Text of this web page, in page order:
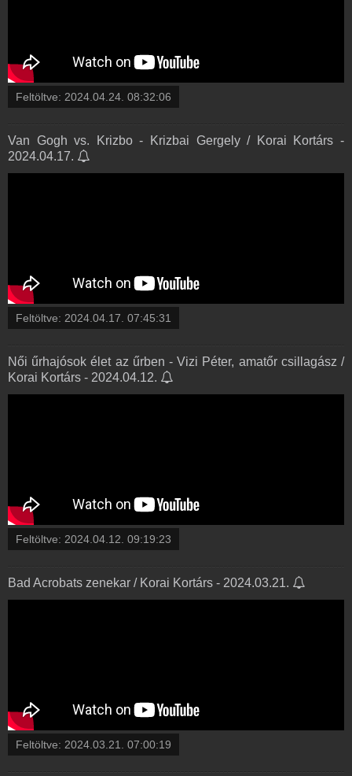
Feltöltve: 2024.04.24. 08:32:06
Van Gogh vs. Krizbo - Krizbai Gergely / Korai Kortárs -
2024.04.17.
Feltöltve: 2024.04.17. 07:45:31
Női űrhajósok élet az űrben - Vizi Péter, amatőr csillagász /
Korai Kortárs - 2024.04.12.
Feltöltve: 2024.04.12. 09:19:23
Bad Acrobats zenekar / Korai Kortárs - 2024.03.21.
Feltöltve: 2024.03.21. 07:00:19